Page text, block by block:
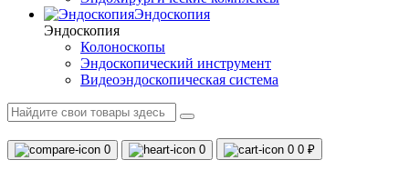
Эндоскопия
Эндоскопия
Колоноскопы
Эндоскопический инструмент
Видеоэндоскопическая система
0 0 0 0 ₽